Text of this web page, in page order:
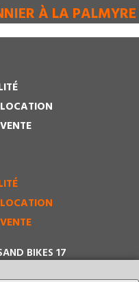
À LA PALMYRE
BIKES 17